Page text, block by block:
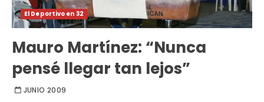
El Deportivo en 32
Mauro Martínez: “Nunca
pensé llegar tan lejos”
JUNIO 2009